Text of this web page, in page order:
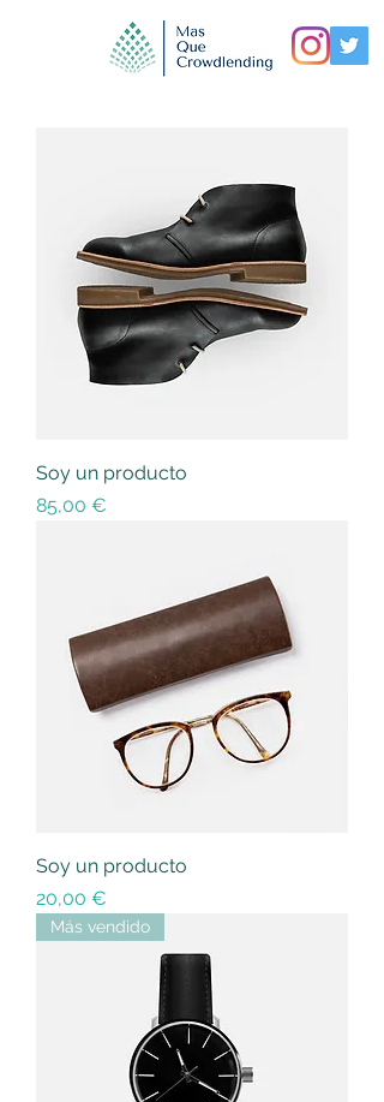
Soy un producto
Precio
85,00 €
Soy un producto
Precio
20,00 €
Más vendido